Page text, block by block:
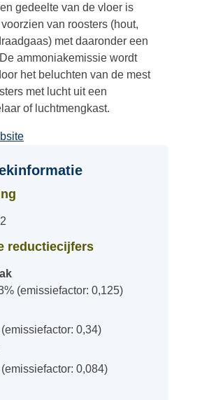
gedeelte van de vloer is
van roosters (hout,
met daaronder een
ammoniakemissie wordt
het beluchten van de mest
met lucht uit een
of luchtmengkast.
reductiecijfers
(emissiefactor: 0,125)
0,34)
0,084)